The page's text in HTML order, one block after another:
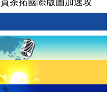
貢茶拓國際版圖加速攻
美？｜#財經新聞｜